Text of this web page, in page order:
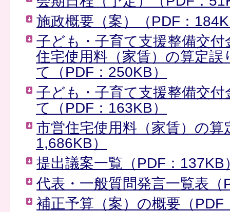
施政概要（案）（PDF：
子ども・子育て支援整備交
住宅使用料（家賃）の算定
て（PDF：250KB）
子ども・子育て支援整備交
て（PDF：163KB）
市営住宅使用料（家賃）の
1,686KB）
提出議案一覧（PDF：137KB
代表・一般質問発言一覧表（
補正予算（案）の概要（PDF